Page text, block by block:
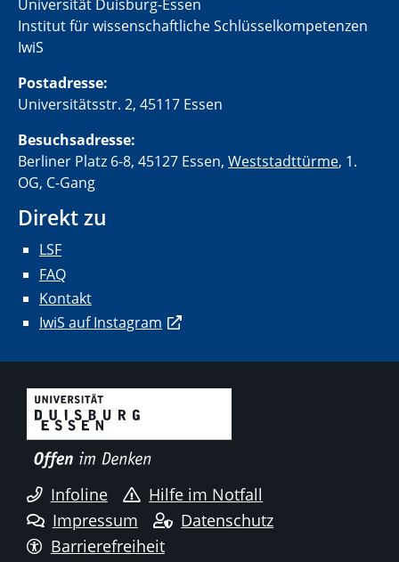
Universität Duisburg-Essen
Institut für wissenschaftliche Schlüsselkompetenzen
IwiS
Postadresse:
Universitätsstr. 2, 45117 Essen
Besuchsadresse:
Berliner Platz 6-8, 45127 Essen, Weststadttürme, 1.
OG, C-Gang
Direkt zu
LSF
FAQ
Kontakt
IwiS auf Instagram
Infoline
Hilfe im Notfall
Impressum
Datenschutz
Barrierefreiheit